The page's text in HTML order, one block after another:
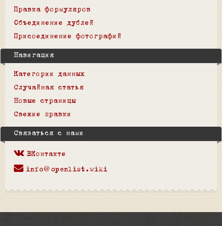
Правка формуляров
Объединение дублей
Присоединение фотографий
Навигация
Категории данных
Случайная статья
Новые страницы
Свежие правки
Связаться с нами
ВКонтакте
info@openlist.wiki